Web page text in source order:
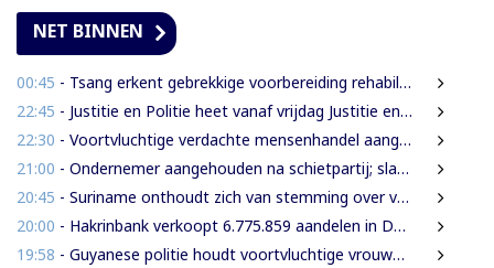
NET BINNEN
00:45 - Tsang erkent gebrekkige voorbereiding rehabilitatie Domineestraat
22:45 - Justitie en Politie heet vanaf vrijdag Justitie en Veiligheid
22:30 - Voortvluchtige verdachte mensenhandel aangehouden in Guyana en uitgeleverd aan Suriname
21:00 - Ondernemer aangehouden na schietpartij; slachtoffer gewond door schampschoten
20:45 - Suriname onthoudt zich van stemming over verlenging mandaat VN-mensenrechtenchef
20:00 - Hakrinbank verkoopt 6.775.859 aandelen in DSB via openbare digitale inschrijving
19:58 - Guyanese politie houdt voortvluchtige vrouwelijke verdachte in Guyana aan